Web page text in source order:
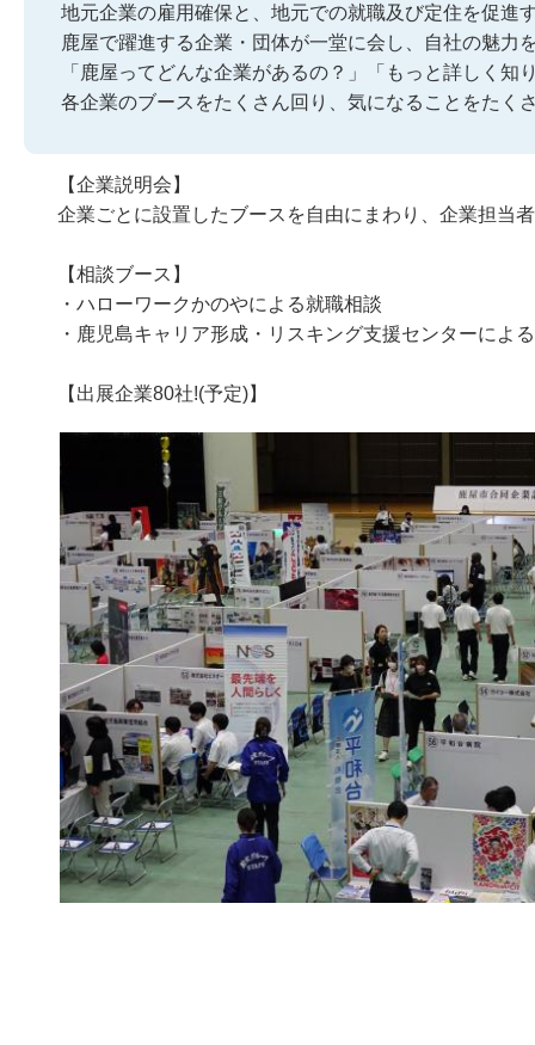
地元企業の雇用確保と、地元での就職及び定住を促進
鹿屋で躍進する企業・団体が一堂に会し、自社の魅力
「鹿屋ってどんな企業があるの？」「もっと詳しく
各企業のブースをたくさん回り、気になることをたく
【企業説明会】
企業ごとに設置したブースを自由にまわり、企業担当
【相談ブース】
・ハローワークかのやによる就職相談
・鹿児島キャリア形成・リスキング支援センターによ
【出展企業80社!(予定)】